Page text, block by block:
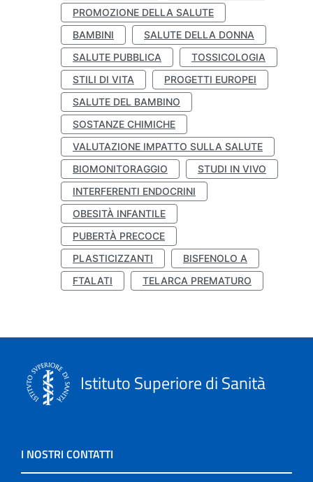
PROMOZIONE DELLA SALUTE
BAMBINI
SALUTE DELLA DONNA
SALUTE PUBBLICA
TOSSICOLOGIA
STILI DI VITA
PROGETTI EUROPEI
SALUTE DEL BAMBINO
SOSTANZE CHIMICHE
VALUTAZIONE IMPATTO SULLA SALUTE
BIOMONITORAGGIO
STUDI IN VIVO
INTERFERENTI ENDOCRINI
OBESITÀ INFANTILE
PUBERTÀ PRECOCE
PLASTICIZZANTI
BISFENOLO A
FTALATI
TELARCA PREMATURO
Istituto Superiore di Sanità
I NOSTRI CONTATTI